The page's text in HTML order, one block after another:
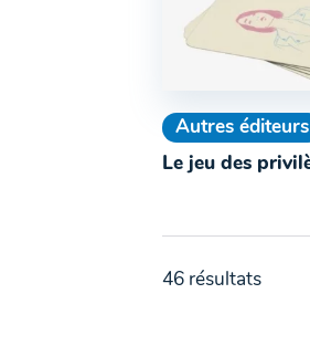
Autres éditeurs
Le jeu des
46 résultats